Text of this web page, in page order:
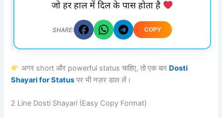
जो हर हाल में दिल के पास होता है
SHARE: COPY
अगर short और powerful status चाहिए, तो एक बार Dosti
Shayari for Status पर भी नज़र डाल लें।
2 Line Dosti Shayari (Easy Copy Format)